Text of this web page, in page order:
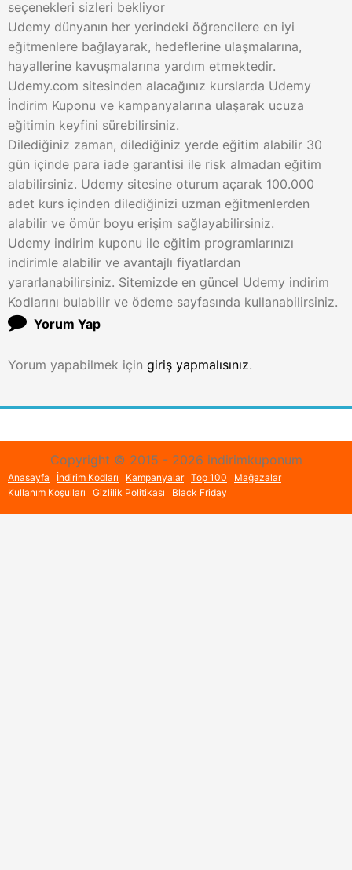
seçenekleri sizleri bekliyor
Udemy dünyanın her yerindeki öğrencilere en iyi
eğitmenlere bağlayarak, hedeflerine ulaşmalarına,
hayallerine kavuşmalarına yardım etmektedir.
Udemy.com sitesinden alacağınız kurslarda Udemy
İndirim Kuponu ve kampanyalarına ulaşarak ucuza
eğitimin keyfini sürebilirsiniz.
Dilediğiniz zaman, dilediğiniz yerde eğitim alabilir 30
gün içinde para iade garantisi ile risk almadan eğitim
alabilirsiniz. Udemy sitesine oturum açarak 100.000
adet kurs içinden dilediğinizi uzman eğitmenlerden
alabilir ve ömür boyu erişim sağlayabilirsiniz.
Udemy indirim kuponu ile eğitim programlarınızı
indirimle alabilir ve avantajlı fiyatlardan
yararlanabilirsiniz. Sitemizde en güncel Udemy indirim
Kodlarını bulabilir ve ödeme sayfasında kullanabilirsiniz.
Yorum Yap
Yorum yapabilmek için giriş yapmalısınız.
Copyright © 2015 - 2026 indirimkuponum
Anasayfa İndirim Kodları Kampanyalar Top 100
Mağazalar
Kullanım Koşulları
Gizlilik Politikası Black Friday